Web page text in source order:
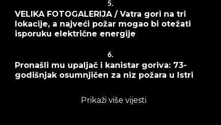
5.
VELIKA FOTOGALERIJA / Vatra gori na tri
lokacije, a najveći požar mogao bi otežati
isporuku električne energije
6.
Pronašli mu upaljač i kanistar goriva: 73-
godišnjak osumnjičen za niz požara u Istri
Prikaži više vijesti